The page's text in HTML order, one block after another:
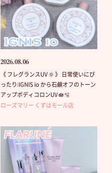
2026.08.06
《 フレグランスUV 🌞 》 日常使いにぴ
ったり❕IGNIS io から石鹸オフのトーン
アップボディコロンUV 🪷🫧
ローズマリー くずはモール店